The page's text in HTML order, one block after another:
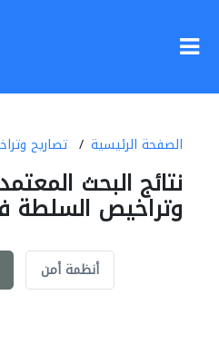
الصفحة الرئيسية تصاريح
نتائج البحث
وتراخيص السلطة
أنظمة أمن